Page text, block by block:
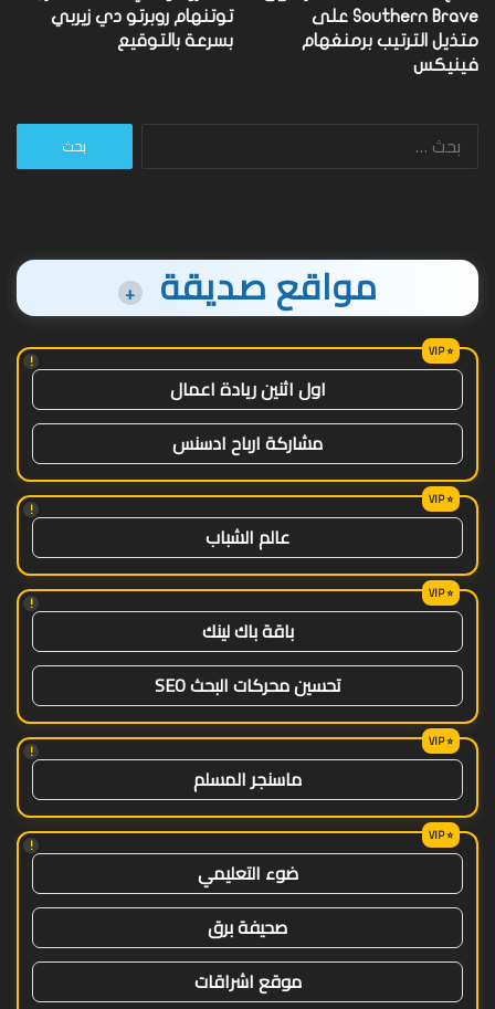
Southern Brave على
متذيل الترتيب برمنغهام
فينيكس
توتنهام روبرتو دي زيربي
بسرعة بالتوقيع
البحث
مواقع صديقة +
!
اول اثنين ريادة اعمال
مشاركة ارباح ادسنس
!
عالم الشباب
!
باقة باك لينك
تحسين محركات البحث SEO
!
ماسنجر المسلم
!
ضوء التعليمي
صحيفة برق
موقع اشراقات